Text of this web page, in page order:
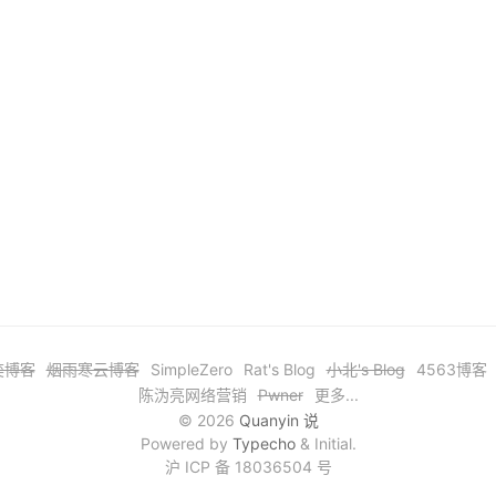
博客 烟雨寒云博客 SimpleZero Rat's Blog 小北's Blog
4563博客
陈沩亮网络营销
Pwner
更多...
© 2026 Quanyin 说
Powered by Typecho& Initial.
沪 ICP 备 18036504 号